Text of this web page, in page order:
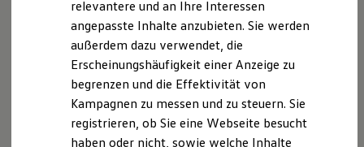
Batterieverordnung
XTL-Dieselkraftstoff
Ersatzteile und Betriebsflüssigkeiten
Original Zubehör und Lifestyle Produkte
myVolkswagen
myVolkswagen Business
Elektrisch & Autonom
Elektro - & Hybridfahrzeuge
Handelskammertag (DIHK) e.V.
Breite Straße 29 - 10178 Berlin
Telefon 01805 / 500 5850
www.vermittlerregister.info
Schlichtungsstelle:
Versicherungsombudsmann e.V.
Postfach 08 06 32 - 10006 Berlin
relevantere und an Ihre Interessen
angepasste Inhalte anzubieten. Sie werden
außerdem dazu verwendet, die
Erscheinungshäufigkeit einer Anzeige zu
begrenzen und die Effektivität von
Kampagnen zu messen und zu steuern. Sie
registrieren, ob Sie eine Webseite besucht
haben oder nicht, sowie welche Inhalte